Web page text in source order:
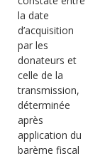
la date
d’acquisition
par les
donateurs et
celle de la
transmission,
déterminée
après
application du
barème fiscal